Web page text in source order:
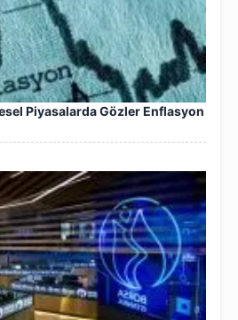
Piyasalarda Gözler Enflasyon